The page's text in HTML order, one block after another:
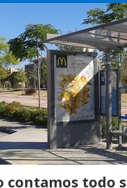
contamos todo